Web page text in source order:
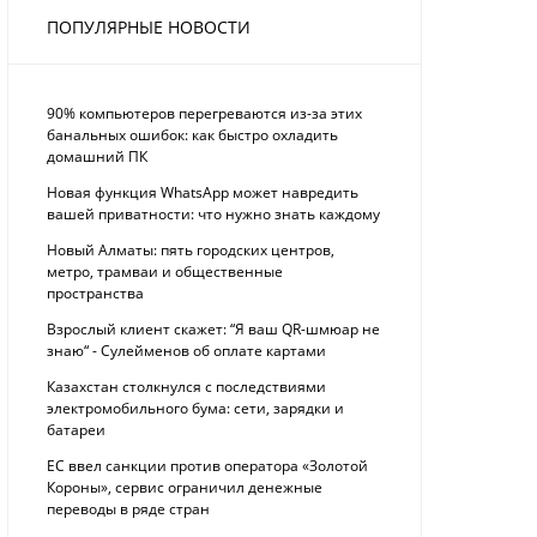
ПОПУЛЯРНЫЕ НОВОСТИ
90% компьютеров перегреваются из-за этих
банальных ошибок: как быстро охладить
домашний ПК
Новая функция WhatsApp может навредить
вашей приватности: что нужно знать каждому
Новый Алматы: пять городских центров,
метро, трамваи и общественные
пространства
Взрослый клиент скажет: “Я ваш QR-шмюар не
знаю“ - Сулейменов об оплате картами
Казахстан столкнулся с последствиями
электромобильного бума: сети, зарядки и
батареи
ЕС ввел санкции против оператора «Золотой
Короны», сервис ограничил денежные
переводы в ряде стран